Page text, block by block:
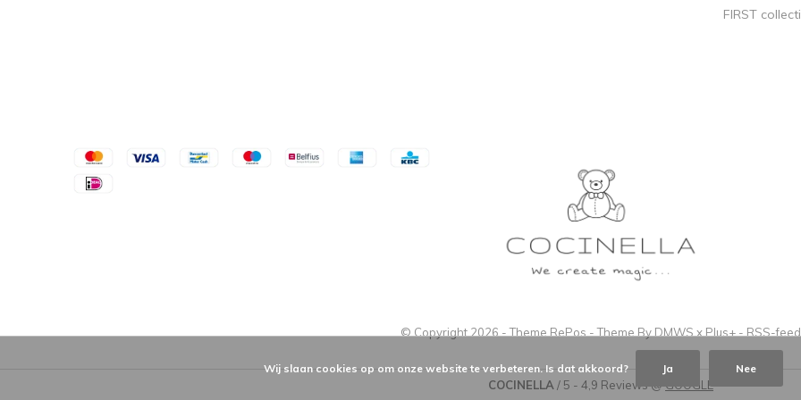
FIRST
© Copyright 2026 - Theme RePos - Theme By DMWS x Plus+ - RSS-feed
COCINELLA / 5 - 4,9 Reviews @GOOGLE
Wij slaan cookies op om onze website te verbeteren. Is dat akkoord? Ja Nee